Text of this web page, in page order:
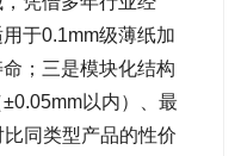
于0.1mm级薄纸加
；三是模块化结构
以内）、最
同类型产品的性价